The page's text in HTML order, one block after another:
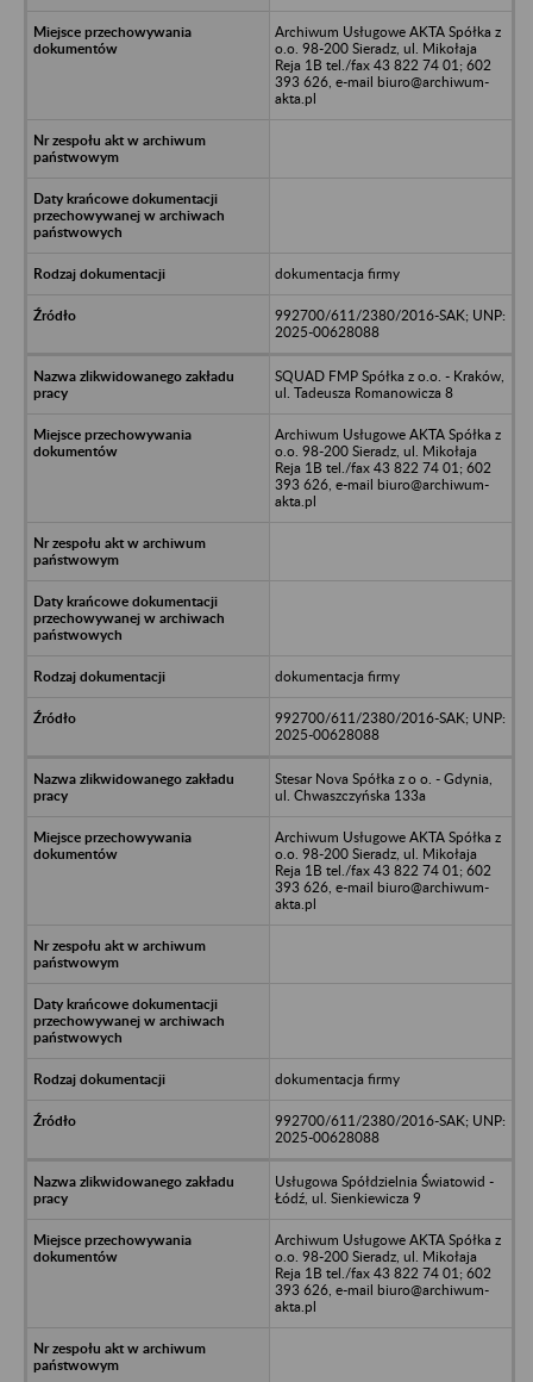
Archiwum Usługowe AKTA Spółka z
o.o. 98-200 Sieradz, ul. Mikołaja
Reja 1B tel./fax 43 822 74 01; 602
393 626, e-mail biuro@archiwum-
akta.pl
dokumentacja firmy
992700/611/2380/2016-SAK; UNP:
2025-00628088
SQUAD FMP Spółka z o.o. - Kraków,
ul. Tadeusza Romanowicza 8
Archiwum Usługowe AKTA Spółka z
o.o. 98-200 Sieradz, ul. Mikołaja
Reja 1B tel./fax 43 822 74 01; 602
393 626, e-mail biuro@archiwum-
akta.pl
dokumentacja firmy
992700/611/2380/2016-SAK; UNP:
2025-00628088
Stesar Nova Spółka z o o. - Gdynia,
ul. Chwaszczyńska 133a
Archiwum Usługowe AKTA Spółka z
o.o. 98-200 Sieradz, ul. Mikołaja
Reja 1B tel./fax 43 822 74 01; 602
393 626, e-mail biuro@archiwum-
akta.pl
dokumentacja firmy
992700/611/2380/2016-SAK; UNP:
2025-00628088
Usługowa Spółdzielnia Światowid -
Łódź, ul. Sienkiewicza 9
Archiwum Usługowe AKTA Spółka z
o.o. 98-200 Sieradz, ul. Mikołaja
Reja 1B tel./fax 43 822 74 01; 602
393 626, e-mail biuro@archiwum-
akta.pl